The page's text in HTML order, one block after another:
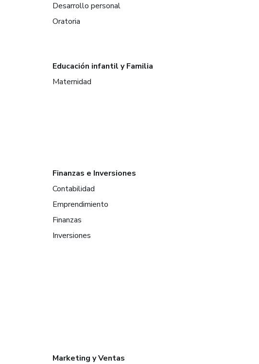
Desarrollo personal
Oratoria
Educación infantil y Familia
Maternidad
Finanzas e Inversiones
Contabilidad
Emprendimiento
Finanzas
Inversiones
Marketing y Ventas